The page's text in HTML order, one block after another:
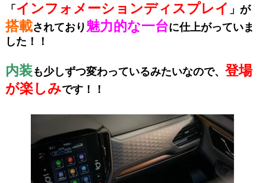
「 インフォメーションディスプレイ 」が
搭載されており 魅力的な一台に仕上がっていま
した！！
内装も少しずつ変わっているみたいなので、 登場
が楽しみです！！